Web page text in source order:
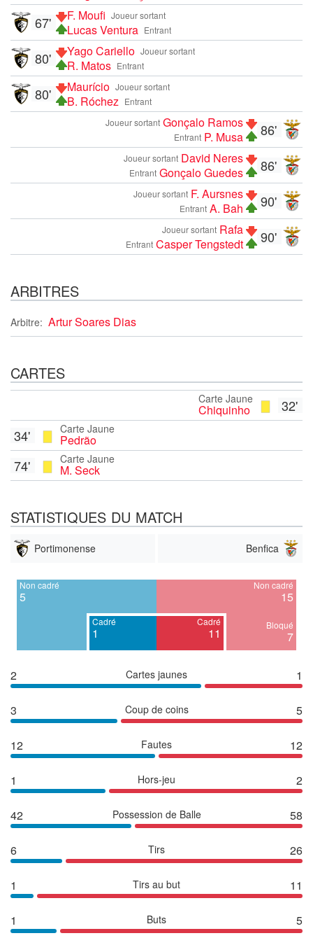
Joueur sortant
F. Moufi
Entrant
Lucas Ventura
67'
Joueur sortant
Yago Cariello
Entrant
R. Matos
80'
Joueur sortant
Maurício
Entrant
B. Róchez
80'
86'
Joueur sortant Gonçalo Ramos
Entrant P. Musa
86'
Joueur sortant David Neres
Entrant Gonçalo Guedes
90'
Joueur sortant F. Aursnes
Entrant A. Bah
90'
Joueur sortant Rafa
Entrant Casper Tengstedt
ARBITRES
Arbitre: Artur Soares Dias
CARTES
32'
Carte Jaune
Chiquinho
Carte Jaune
Pedrão
34'
Carte Jaune
M. Seck
74'
STATISTIQUES DU MATCH
Portimonense Benfica
Non cadré
5
Cadré
1
Cadré
11
Non cadré
15
Bloqué
7
2 Cartes jaunes 1
3 Coup de coins 5
12 Fautes 12
1 Hors-jeu 2
42 Possession de Balle 58
6 Tirs 26
1 Tirs au but 11
1 Buts 5